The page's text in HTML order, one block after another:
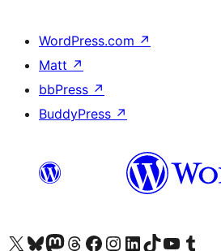
WordPress.com ↗
Matt ↗
bbPress ↗
BuddyPress ↗
Truy cập tài khoản X (trước đây là Twitter) của chúng tôiVisit our Bluesky account
Visit our Mastodon account
Visit our Threads account
Xem trang Facebook của chúng tôiTruy cập tài khoản Instagram của chúng tôiTruy cập tài khoản LinkedIn của chúng tôiVisit our TikTok account
Truy cập kênh YouTube của chúng tôi Visit our